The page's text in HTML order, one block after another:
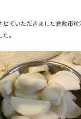
せていただきました倉敷市粒
。